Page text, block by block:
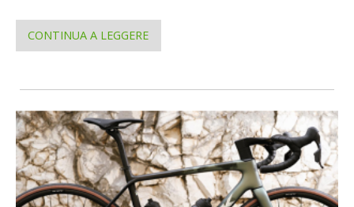
CONTINUA A LEGGERE